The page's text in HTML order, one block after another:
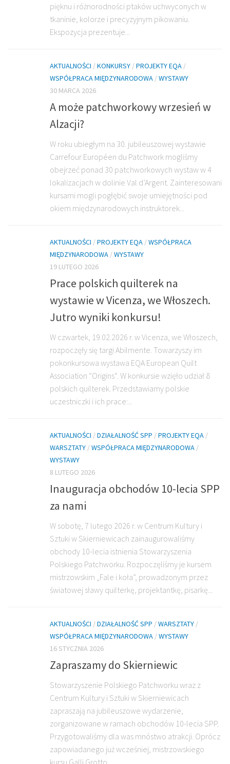
pięknu i różnorodności ptaków uchwyconych w
tkaninie, kolorze i precyzyjnym pikowaniu.
Ekspozycja prezentuje...
AKTUALNOŚCI /KONKURSY /PROJEKTY EQA /
WSPÓŁPRACA MIĘDZYNARODOWA /WYSTAWY
30 MARCA 2026
A może patchworkowy wrzesień w
Alzacji?
W roku ubiegłym na 30. jubileuszowej wystawie
Carrefour Européen du Patchwork mogliśmy
obejrzeć ponad 30 patchworkowych wystaw w 4
lokalizacjach w dolinie Val d’Argent. Zainteresowani
kursami mogli pogłębić swoje umiejętności pod
okiem międzynarodowych instruktorek...
AKTUALNOŚCI /PROJEKTY EQA /WSPÓŁPRACA
MIĘDZYNARODOWA /WYSTAWY
19 LUTEGO 2026
Prace polskich quilterek na
wystawie w Vicenza, we Włoszech.
Jutro wyniki konkursu!
W czwartek, 19.02.2026 r. w Vicenza, we Włoszech,
rozpoczęły się targi Abilmente. Towarzyszy im
pokonkursowa wystawa EQA European Quilt
Association “Origins“. W konkursie wzięło udział 8
polskich quilterek. Przedstawiamy polskie
uczestniczki i ich prace:...
AKTUALNOŚCI /DZIAŁALNOŚĆ SPP /PROJEKTY EQA /
WARSZTATY /WSPÓŁPRACA MIĘDZYNARODOWA /
WYSTAWY
8 LUTEGO 2026
Inauguracja obchodów 10-lecia SPP
za nami
W sobotę, 7 lutego 2026 r. w Centrum Kultury i
Sztuki w Skierniewicach zainaugurowaliśmy
obchody 10-lecia istnienia Stowarzyszenia
Polskiego Patchworku. Rozpoczęliśmy je kursem
mistrzowskim „Fale i koła”, prowadzonym przez
światowej sławy quilterkę, projektantkę, pisarkę...
AKTUALNOŚCI /DZIAŁALNOŚĆ SPP /WARSZTATY /
WSPÓŁPRACA MIĘDZYNARODOWA /WYSTAWY
16 STYCZNIA 2026
Zapraszamy do Skierniewic
Stowarzyszenie Polskiego Patchworku wraz z
Centrum Kultury i Sztuki w Skierniewicach
zapraszają na jubileuszowe wydarzenie,
zorganizowane w ramach obchodów 10-lecia SPP.
Przygotowaliśmy dla was mnóstwo atrakcji. Oprócz
zapowiadanego już wcześniej, mistrzowskiego